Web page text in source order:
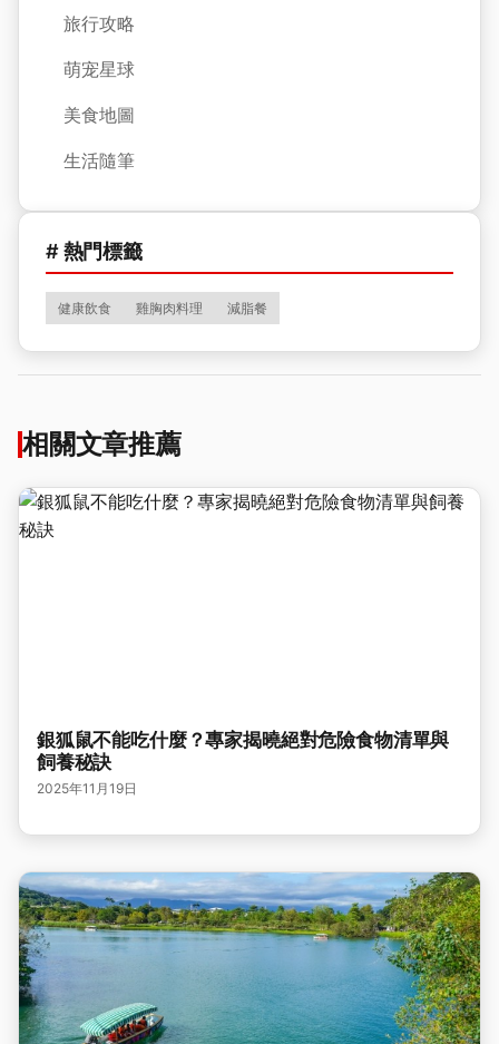
旅行攻略
萌宠星球
美食地圖
生活隨筆
# 熱門標籤
健康飲食 雞胸肉料理 減脂餐
相關文章推薦
銀狐鼠不能吃什麼？專家揭曉絕對危險食物清單與
飼養秘訣
2025年11月19日